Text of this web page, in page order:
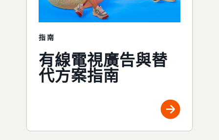
指南
有線電視廣告與替
代方案指南